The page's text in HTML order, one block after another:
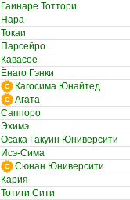
Гаинаре Тоттори
Нара
Токаи
Парсейро
Кавасое
Ёнаго Гэнки
Кагосима Юнайтед
Агата
Саппоро
Эхимэ
Осака Гакуин Юниверсити
Исэ-Сима
Сюнан Юниверсити
Кария
Тотиги Сити